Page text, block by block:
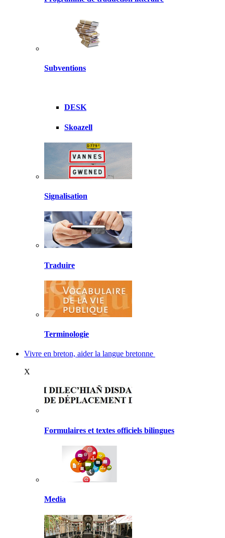
Subventions
DESK
Skoazell
Signalisation
Traduire
Terminologie
Vivre en breton, aider la langue bretonne
X
Formulaires et textes officiels bilingues
Media